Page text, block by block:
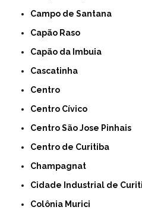
Campo de Santana
Capão Raso
Capão da Imbuia
Cascatinha
Centro
Centro Cívico
Centro São Jose Pinhais
Centro de Curitiba
Champagnat
Cidade Industrial de
Colônia Murici